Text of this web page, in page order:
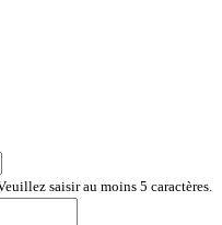
saisir au moins 5 caractères.